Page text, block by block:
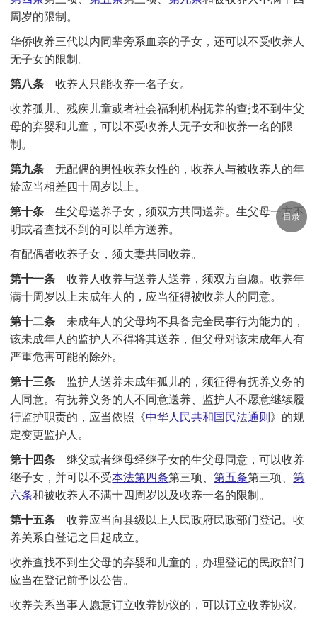
周岁的限制。
华侨收养三代以内同辈旁系血亲的子女，还可以不受收养人
无子女的限制。
第八条收养人只能收养一名子女。
收养孤儿、残疾儿童或者社会福利机构抚养的查找不到生父
母的弃婴和儿童，可以不受收养人无子女和收养一名的限
制。
第九条无配偶的男性收养女性的，收养人与被收养人的年
龄应当相差四十周岁以上。
第十条生父母送养子女，须双方共同送养。生父母一方不
明或者查找不到的可以单方送养。
有配偶者收养子女，须夫妻共同收养。
第十一条收养人收养与送养人送养，须双方自愿。收养年
满十周岁以上未成年人的，应当征得被收养人的同意。
第十二条未成年人的父母均不具备完全民事行为能力的，
该未成年人的监护人不得将其送养，但父母对该未成年人有
严重危害可能的除外。
第十三条 监护人送养未成年孤儿的，须征得有抚养义务的
人同意。有抚养义务的人不同意送养、监护人不愿意继续履
行监护职责的，应当依照《中华人民共和国民法通则》的规
定变更监护人。
第十四条继父或者继母经继子女的生父母同意，可以收养
继子女，并可以不受本法第四条第三项、第五条第三项、第
六条和被收养人不满十四周岁以及收养一名的限制。
第十五条收养应当向县级以上人民政府民政部门登记。收
养关系自登记之日起成立。
收养查找不到生父母的弃婴和儿童的，办理登记的民政部门
应当在登记前予以公告。
收养关系当事人愿意订立收养协议的，可以订立收养协议。
目录